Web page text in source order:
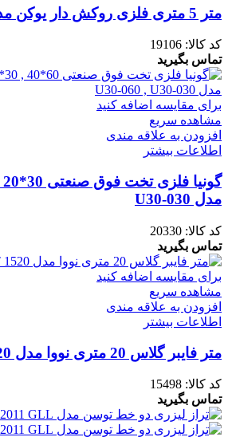
متر 5 متری فلزی روکش دار یوکن مدل U2001
کد کالا: 19106
تماس بگیرید
برای مقایسه اضافه کنید
مشاهده سریع
افزودن به علاقه مندی
اطلاعات بیشتر
مدل U30-030
کد کالا: 20330
تماس بگیرید
برای مقایسه اضافه کنید
مشاهده سریع
افزودن به علاقه مندی
اطلاعات بیشتر
متر فایبر گلاس 20 متری نووا مدل NTT 1520
کد کالا: 15498
تماس بگیرید